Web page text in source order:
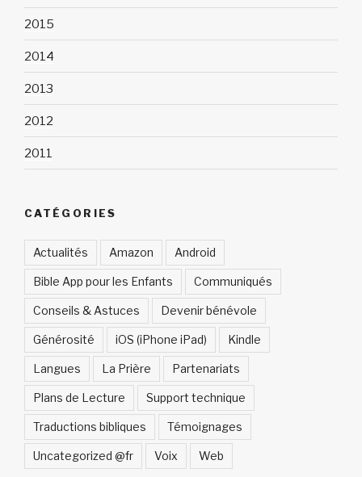
2015
2014
2013
2012
2011
CATÉGORIES
Actualités Amazon Android
Bible App pour les Enfants Communiqués
Conseils & Astuces Devenir bénévole
Générosité iOS (iPhone iPad) Kindle
Langues La Prière Partenariats
Plans de Lecture Support technique
Traductions bibliques Témoignages
Uncategorized @fr Voix Web